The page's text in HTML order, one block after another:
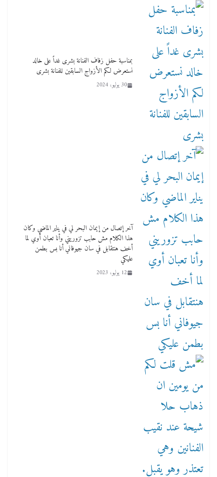
بمناسبة حفل زفاف الفنانة بشرى غداً على خالد
نستعرض لكم الأزواج السابقين للفنانة بشرى
30 يوليو، 2024
آخر إتصال من إيمان البحر لي في يناير الماضي وكان
هذا الكلام مش حابب تزوريني وأنا تعبان أوي لما
أخف هنتقابل في سان جيوفاني أنا بس بطمن
عليكي
12 يوليو، 2023